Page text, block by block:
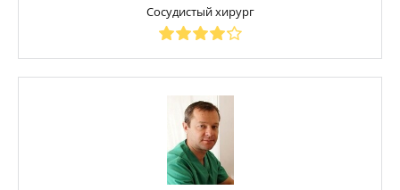
Сосудистый хирург